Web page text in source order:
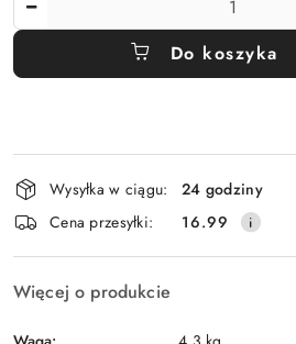
Do koszyka
Wyślij
Dostępność
i
dostawa
Wysyłka w ciągu:
24 godziny
Cena przesyłki:
16.99
Więcej o produkcie